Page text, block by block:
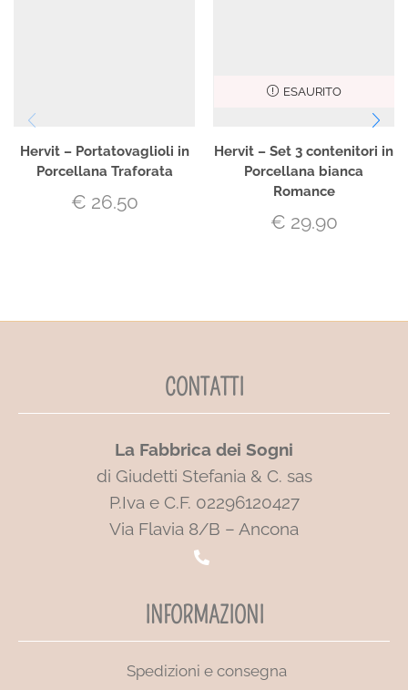
Hervit – Portatovaglioli in
Porcellana Traforata
€ 26.50
ESAURITO
Hervit – Set 3 contenitori in
Porcellana bianca
Romance
€ 29.90
CONTATTI
La Fabbrica dei Sogni
di Giudetti Stefania & C. sas
P.Iva e C.F. 02296120427
Via Flavia 8/B – Ancona
INFORMAZIONI
Spedizioni e consegna